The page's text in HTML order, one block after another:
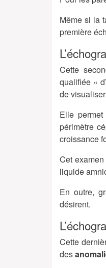
Même si la
première
Cette
qualifiée «
de visualiser
Elle
périmètre
croissance
Cet
liquide
En outre,
désirent.
Cette
des